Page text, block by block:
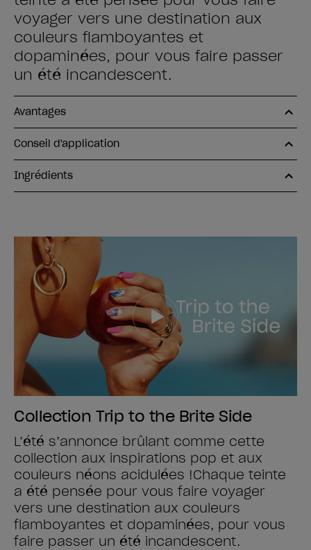
voyager vers une destination aux
couleurs flamboyantes et
dopaminées, pour vous faire passer
un été incandescent.
Avantages
Conseil d'application
Ingrédients
Collection Trip to the Brite Side
L’été s’annonce brûlant comme cette
collection aux inspirations pop et aux
couleurs néons acidulées !​ Chaque teinte
a été pensée pour vous faire voyager
vers une destination aux couleurs
flamboyantes et dopaminées, pour vous
faire passer un été incandescent.